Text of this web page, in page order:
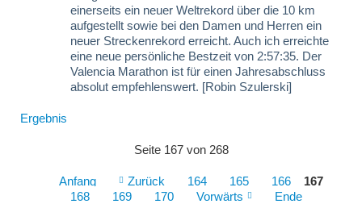
einerseits ein neuer Weltrekord über die 10 km
aufgestellt sowie bei den Damen und Herren ein
neuer Streckenrekord erreicht. Auch ich erreichte
eine neue persönliche Bestzeit von 2:57:35. Der
Valencia Marathon ist für einen Jahresabschluss
absolut empfehlenswert. [Robin Szulerski]
Ergebnis
Seite 167 von 268
Anfang Zurück 164 165 166
167
168
169 170 Vorwärts Ende